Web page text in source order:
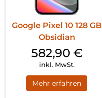
Google Pixel 10 128 GB
Obsidian
582,90 €
inkl. MwSt.
Mehr erfahren